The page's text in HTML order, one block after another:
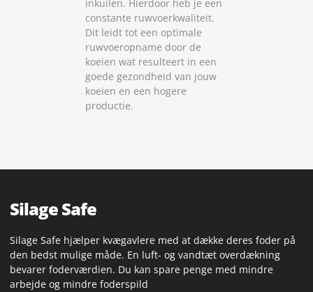
inkuilen. Hierdoor heb je een
constante ruwvoerkwaliteit.
Dit leidt tot een optimale
ruwvoeropname door de
koeien wat resulteert in een
goede gezondheid van jouw
koeien en een hogere
productie.
Silage Safe
Silage Safe hjælper kvægavlere med at dække deres foder på
den bedst mulige måde. En luft- og vandtæt overdækning
bevarer foderværdien. Du kan spare penge med mindre
arbejde og mindre foderspild